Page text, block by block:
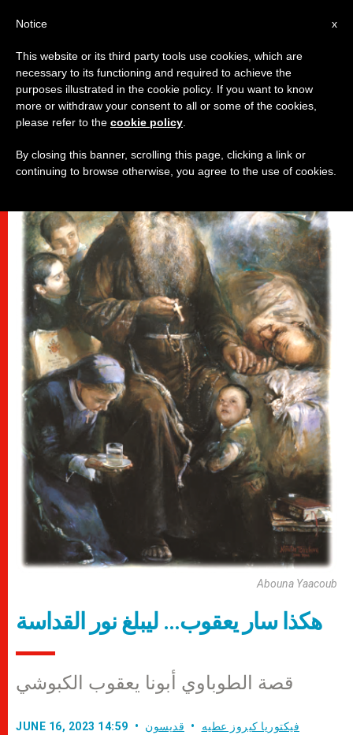
قديسون وطوباويون
Abouna Yaacoub
هكذا سار يعقوب… ليبلغ نور القداسة
قصة الطوباوي أبونا يعقوب الكبوشي
JUNE 16, 2023 14:59 فيكتوريا كيروز عطيه
قديسون
x
Notice
This website or its third party tools use cookies, which are
necessary to its functioning and required to achieve the
purposes illustrated in the cookie policy. If you want to know
more or withdraw your consent to all or some of the cookies,
please refer to the cookie policy
By closing this banner, scrolling this page, clicking a link or
continuing to browse otherwise, you agree to the use of cookies.